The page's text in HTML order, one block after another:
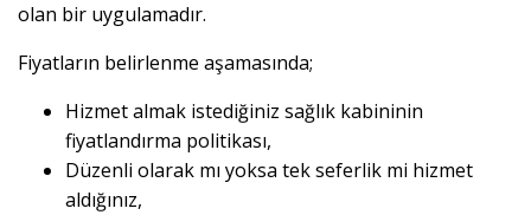
olan bir uygulamadır.
Fiyatların belirlenme aşamasında;
Hizmet almak istediğiniz sağlık kabininin
fiyatlandırma politikası,
Düzenli olarak mı yoksa tek seferlik mi hizmet
aldığınız,